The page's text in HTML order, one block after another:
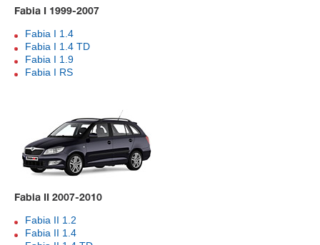
Fabia I 1999-2007
Fabia I 1.4
Fabia I 1.4 TD
Fabia I 1.9
Fabia I RS
Fabia II 2007-2010
Fabia II 1.2
Fabia II 1.4